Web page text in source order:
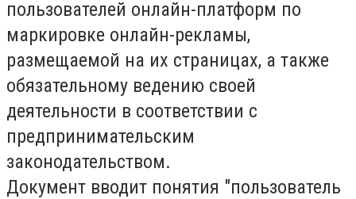
пользователей онлайн-платформ по
маркировке онлайн-рекламы,
размещаемой на их страницах, а также
обязательному ведению своей
деятельности в соответствии с
предпринимательским
законодательством.
Документ вводит понятия "пользователь